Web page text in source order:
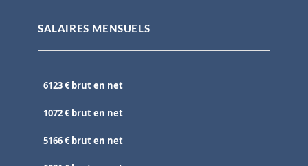
SALAIRES MENSUELS
6123 € brut en net
1072 € brut en net
5166 € brut en net